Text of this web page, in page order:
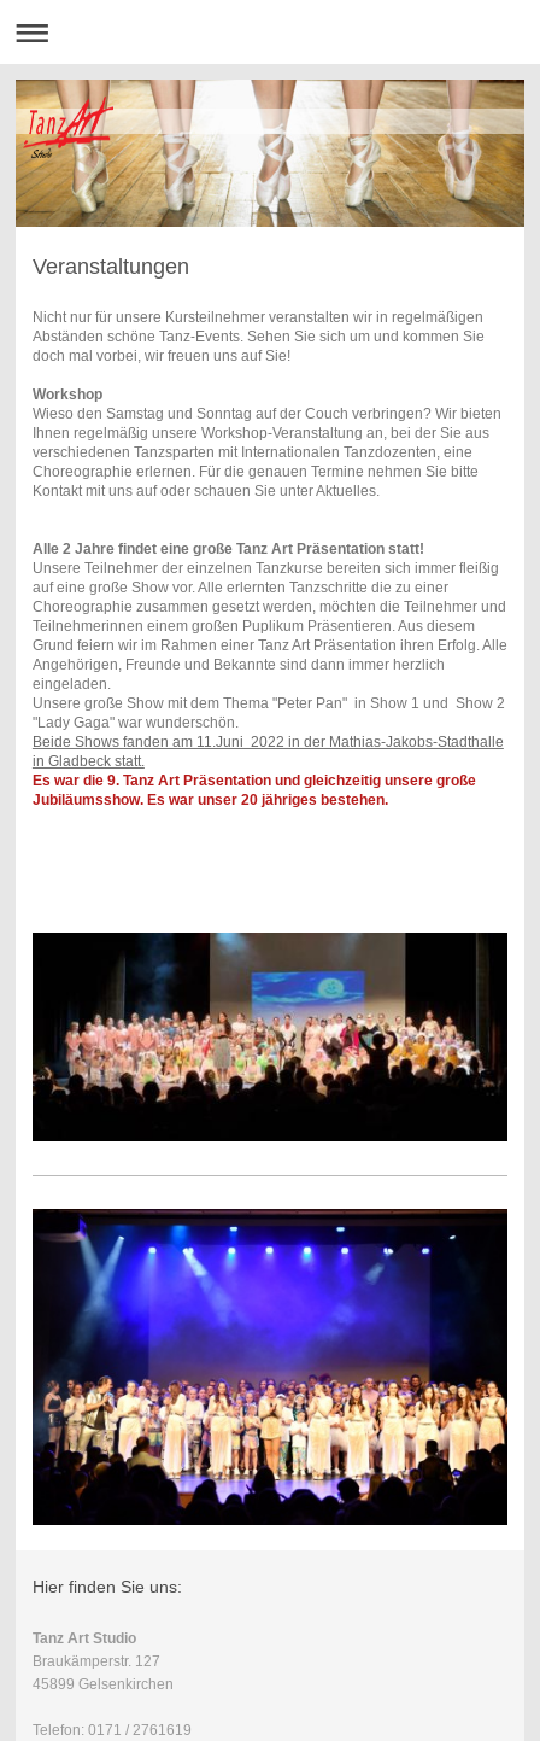
Veranstaltungen
Nicht nur für unsere Kursteilnehmer veranstalten wir in regelmäßigen
Abständen schöne Tanz-Events. Sehen Sie sich um und kommen Sie
doch mal vorbei, wir freuen uns auf Sie!
Workshop
Wieso den Samstag und Sonntag auf der Couch verbringen? Wir bieten
Ihnen regelmäßig unsere Workshop-Veranstaltung an, bei der Sie aus
verschiedenen Tanzsparten mit Internationalen Tanzdozenten, eine
Choreographie erlernen. Für die genauen Termine nehmen Sie bitte
Kontakt mit uns auf oder schauen Sie unter Aktuelles.
Alle 2 Jahre findet eine große Tanz Art Präsentation statt!
Unsere Teilnehmer der einzelnen Tanzkurse bereiten sich immer fleißig
auf eine große Show vor. Alle erlernten Tanzschritte die zu einer
Choreographie zusammen gesetzt werden, möchten die Teilnehmer und
Teilnehmerinnen einem großen Puplikum Präsentieren. Aus diesem
Grund feiern wir im Rahmen einer Tanz Art Präsentation ihren Erfolg. Alle
Angehörigen, Freunde und Bekannte sind dann immer herzlich
eingeladen.
Unsere große Show mit dem Thema "Peter Pan" in Show 1 und Show 2
"Lady Gaga" war wunderschön.
Beide Shows fanden am 11.Juni 2022 in der Mathias-Jakobs-Stadthalle
in Gladbeck statt.
Es war die 9. Tanz Art Präsentation und gleichzeitig unsere große
Jubiläumsshow. Es war unser 20 jähriges bestehen.
Hier finden Sie uns:
Tanz Art Studio
Braukämperstr. 127
45899 Gelsenkirchen
Telefon: 0171 / 2761619